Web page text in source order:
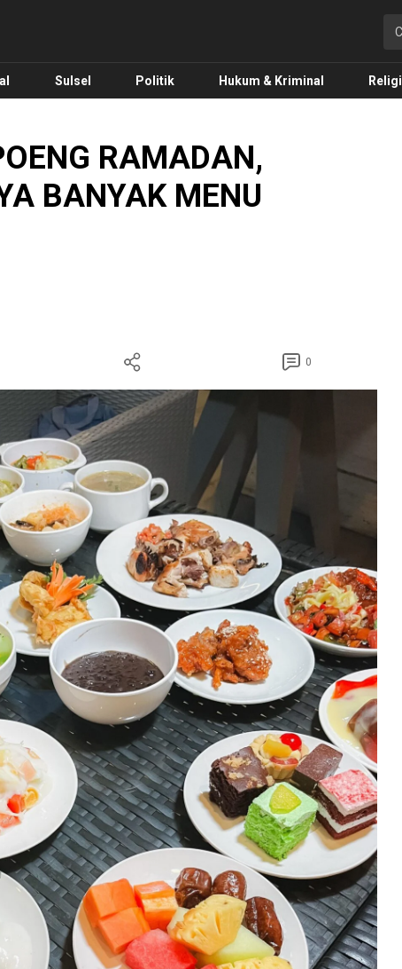
Sulsel Politik Hukum & Kriminal Religi
RAMADAN,
BANYAK MENU
0